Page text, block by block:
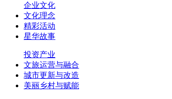
企业文化
文化理念
精彩活动
星华故事
投资产业
文旅运营与融合
城市更新与改造
美丽乡村与赋能